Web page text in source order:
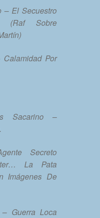
– El Secuestro
(Raf Sobre
Por
Sacarino –
Secreto
La Pata
Imágenes De
Guerra Loca